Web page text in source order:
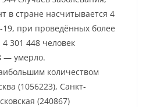
в стране насчитывается 4
19, при проведённых более
301 448 человек
— умерло.
количеством
(1056223), Санкт-
(240867)